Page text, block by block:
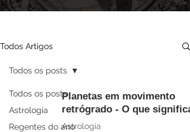
Todos Artigos
Todos os posts
Astrologia
Regentes do ano
Todos os posts
Planetas em movimento
retrógrado - O que
Astrologia